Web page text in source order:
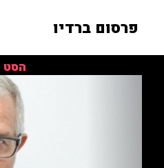
פרסום ברדיו
הסט